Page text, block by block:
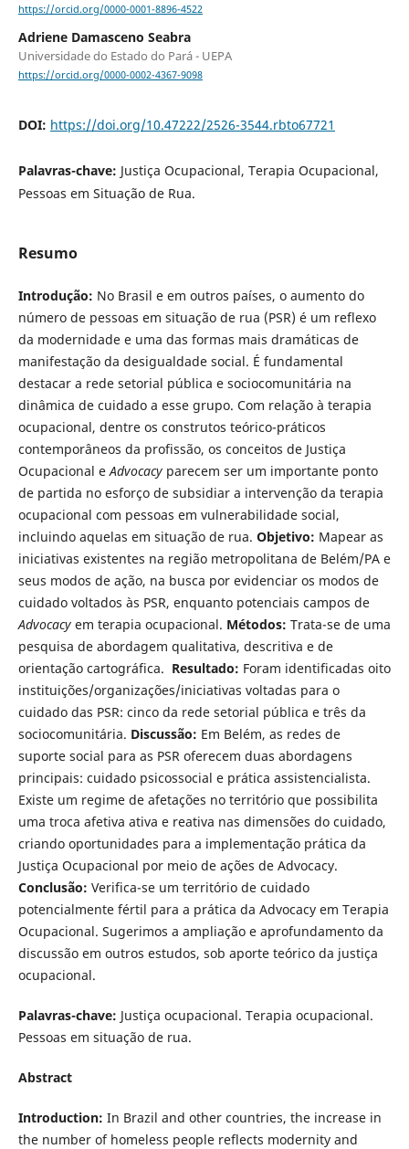
https://orcid.org/0000-0001-8896-4522
Adriene Damasceno Seabra
Universidade do Estado do Pará - UEPA
https://orcid.org/0000-0002-4367-9098
DOI: https://doi.org/10.47222/2526-3544.rbto67721
Palavras-chave: Justiça Ocupacional, Terapia Ocupacional,
Pessoas em Situação de Rua.
Resumo
Introdução: No Brasil e em outros países, o aumento do
número de pessoas em situação de rua (PSR) é um reflexo
da modernidade e uma das formas mais dramáticas de
manifestação da desigualdade social. É fundamental
destacar a rede setorial pública e sociocomunitária na
dinâmica de cuidado a esse grupo. Com relação à terapia
ocupacional, dentre os construtos teórico-práticos
contemporâneos da profissão, os conceitos de Justiça
Ocupacional eAdvocacyparecem ser um importante ponto
de partida no esforço de subsidiar a intervenção da terapia
ocupacional com pessoas em vulnerabilidade social,
incluindo aquelas em situação de rua. Objetivo: Mapear as
iniciativas existentes na região metropolitana de Belém/PA e
seus modos de ação, na busca por evidenciar os modos de
cuidado voltados às PSR, enquanto potenciais campos de
Advocacyem terapia ocupacional. Métodos: Trata-se de uma
pesquisa de abordagem qualitativa, descritiva e de
orientação cartográfica. Resultado: Foram identificadas oito
instituições/organizações/iniciativas voltadas para o
cuidado das PSR: cinco da rede setorial pública e três da
sociocomunitária. Discussão: Em Belém, as redes de
suporte social para as PSR oferecem duas abordagens
principais: cuidado psicossocial e prática assistencialista.
Existe um regime de afetações no território que possibilita
uma troca afetiva ativa e reativa nas dimensões do cuidado,
criando oportunidades para a implementação prática da
Justiça Ocupacional por meio de ações de Advocacy.
Conclusão: Verifica-se um território de cuidado
potencialmente fértil para a prática da Advocacy em Terapia
Ocupacional. Sugerimos a ampliação e aprofundamento da
discussão em outros estudos, sob aporte teórico da justiça
ocupacional.
Palavras-chave: Justiça ocupacional. Terapia ocupacional.
Pessoas em situação de rua.
Abstract
Introduction: In Brazil and other countries, the increase in
the number of homeless people reflects modernity and